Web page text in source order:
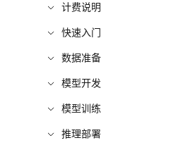
计费说明
快速入门
数据准备
模型开发
模型训练
推理部署